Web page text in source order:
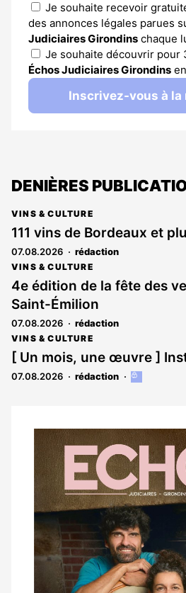
Je souhaite recevoir
des annonces légales parues
Judiciaires Girondins chaque
Je souhaite découvrir pour
Échos Judiciaires Girondins
Inscrivez-vous à
DENIÈRES
VINS & CULTURE
111 vins de Bordeaux et
07.08.2026 rédaction
VINS & CULTURE
4e édition de la fête des
Saint-Émilion
07.08.2026 rédaction
VINS & CULTURE
[ Un mois, une œuvre ]
07.08.2026 rédaction
Cet
aux
abonnés
Notre
dernier
magazine